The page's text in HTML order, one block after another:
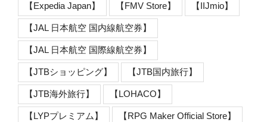
【Expedia Japan】 【FMV Store】 【IIJmio】
【JAL 日本航空 国内線航空券】
【JAL 日本航空 国際線航空券】
【JTBショッピング】 【JTB国内旅行】
【JTB海外旅行】 【LOHACO】
【LYPプレミアム】 【RPG Maker Official Store】